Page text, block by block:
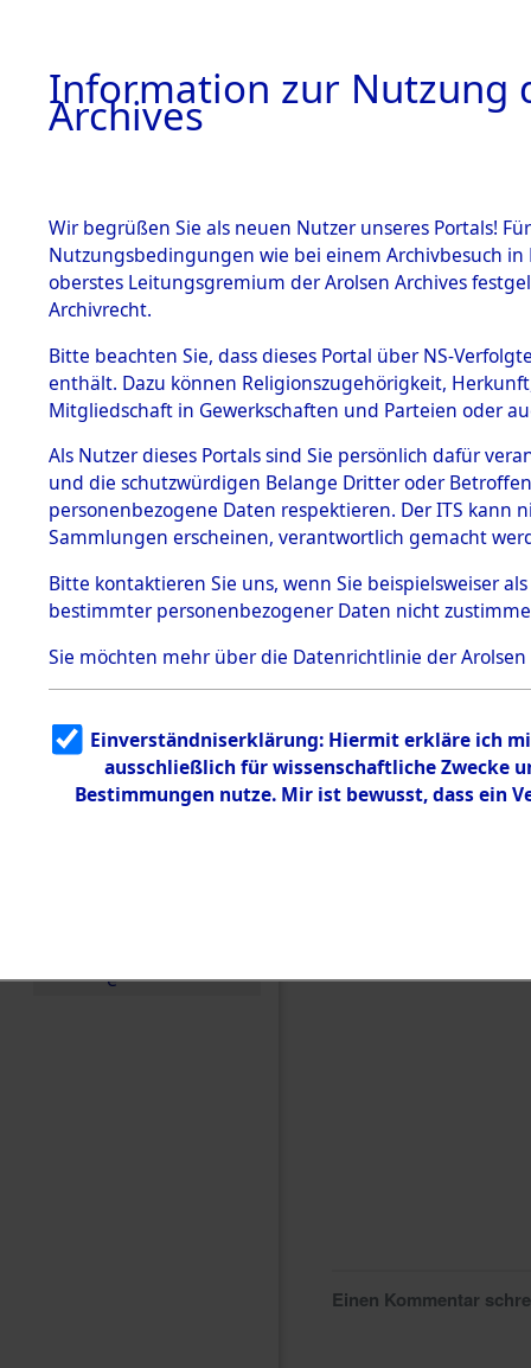
BESTÄNDE
1.
mente
5. Verschiedenes
5.3
Todesmärsche
5.3.1 Alliierte
Erhebungen
zu
Todesmärsch
en
5.3.2
g
5.3.3
Todesmärsch
e
von
Toter aus
Ort ihrer
0001
Einen Kommentar
Information zur Nutzung
Archives
Wir begrüßen Sie als neuen Nutzer unseres Portals!
Nutzungsbedingungen wie bei einem Archivbesuch
oberstes Leitungsgremium der Arolsen Archives
Archivrecht.
Bitte beachten Sie, dass dieses Portal über NS-
enthält. Dazu können Religionszugehörigkeit,
Mitgliedschaft in Gewerkschaften und Parteien oder
Als Nutzer dieses Portals sind Sie persönlich dafür
und die schutzwürdigen Belange Dritter oder
personenbezogene Daten respektieren. Der ITS
Sammlungen erscheinen, verantwortlich gemacht
Bitte kontaktieren Sie uns, wenn Sie beispielsweiser
bestimmter personenbezogener Daten nicht
Sie möchten mehr über die Datenrichtlinie der Arolsen
Einverständniserklärung: Hiermit erkläre ich
ausschließlich für wissenschaftliche Zwecke
Bestimmungen nutze. Mir ist bewusst, dass ein